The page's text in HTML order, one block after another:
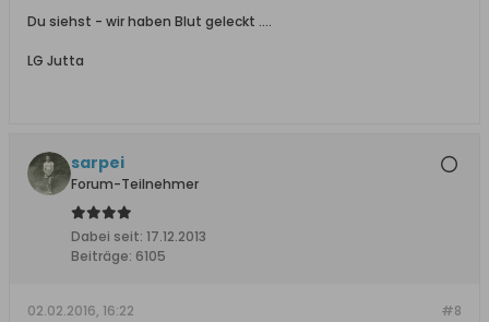
Du siehst - wir haben Blut geleckt ....
LG Jutta
sarpei
Forum-Teilnehmer
Dabei seit: 17.12.2013
Beiträge: 6105
#8
02.02.2016, 16:22